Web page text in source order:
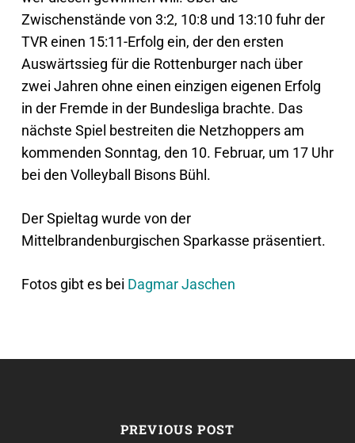
Zwischenstände von 3:2, 10:8 und 13:10 fuhr der
TVR einen 15:11-Erfolg ein, der den ersten
Auswärtssieg für die Rottenburger nach über
zwei Jahren ohne einen einzigen eigenen Erfolg
in der Fremde in der Bundesliga brachte. Das
nächste Spiel bestreiten die Netzhoppers am
kommenden Sonntag, den 10. Februar, um 17 Uhr
bei den Volleyball Bisons Bühl.
Der Spieltag wurde von der
Mittelbrandenburgischen Sparkasse präsentiert.
Fotos gibt es bei Dagmar Jaschen
PREVIOUS POST